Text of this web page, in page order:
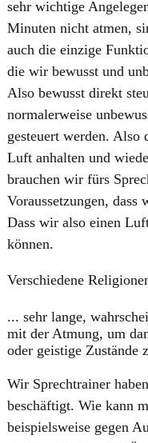
sehr wichtige
Minuten nicht atmen,
auch die einzige
die wir bewusst und
Also bewusst direkt
normalerweise
gesteuert werden. Also
Luft anhalten und
brauchen wir fürs
Voraussetzungen, dass
Dass wir also einen
können.
Verschiedene
... sehr lange,
mit der Atmung, um
oder geistige Zustände
Wir Sprechtrainer
beschäftigt. Wie kann
beispielsweise gegen